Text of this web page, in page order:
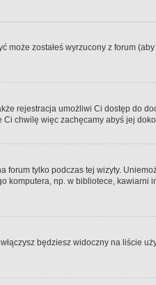
zostałeś wyrzucony z forum
rejestracja umożliwi Ci dostęp do
chwilę więc zachęcamy abyś jej
forum tylko podczas tej wizyty.
np. w bibliotece,
będziesz widoczny na liście